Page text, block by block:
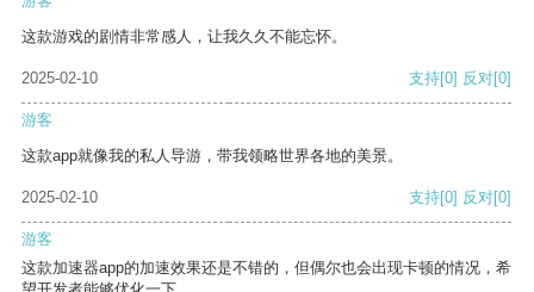
这款游戏的剧情非常感人，让我久久不能忘怀。
2025-02-10 支持[0] 反对[0]
游客
这款app就像我的私人导游，带我领略世界各地的美景。
2025-02-10 支持[0] 反对[0]
游客
这款加速器app的加速效果还是不错的，但偶尔也会出现卡顿的情况，希